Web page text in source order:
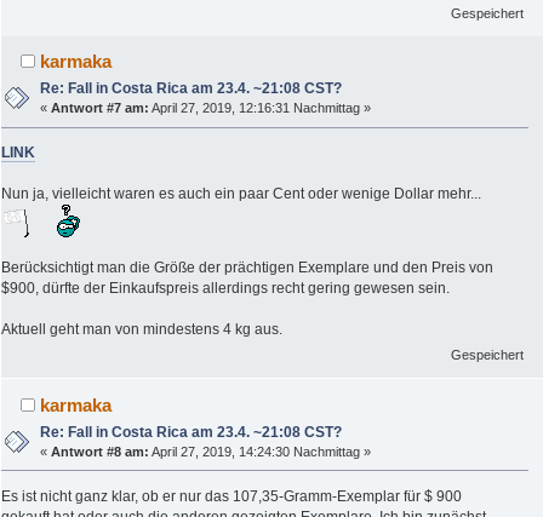
Gespeichert
karmaka
Re: Fall in Costa Rica am 23.4. ~21:08 CST?
«Antwort #7 am: April 27, 2019, 12:16:31 Nachmittag »
LINK
Nun ja, vielleicht waren es auch ein paar Cent oder wenige Dollar mehr...
Berücksichtigt man die Größe der prächtigen Exemplare und den Preis von
$900, dürfte der Einkaufspreis allerdings recht gering gewesen sein.
Aktuell geht man von mindestens 4 kg aus.
Gespeichert
karmaka
Re: Fall in Costa Rica am 23.4. ~21:08 CST?
«Antwort #8 am: April 27, 2019, 14:24:30 Nachmittag »
Es ist nicht ganz klar, ob er nur das 107,35-Gramm-Exemplar für $ 900